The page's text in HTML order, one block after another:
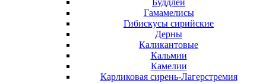
Буддлеи
Гамамелисы
Гибискусы сирийские
Дерны
Каликантовые
Кальмии
Камелии
Карликовая сирень-Лагерстремия